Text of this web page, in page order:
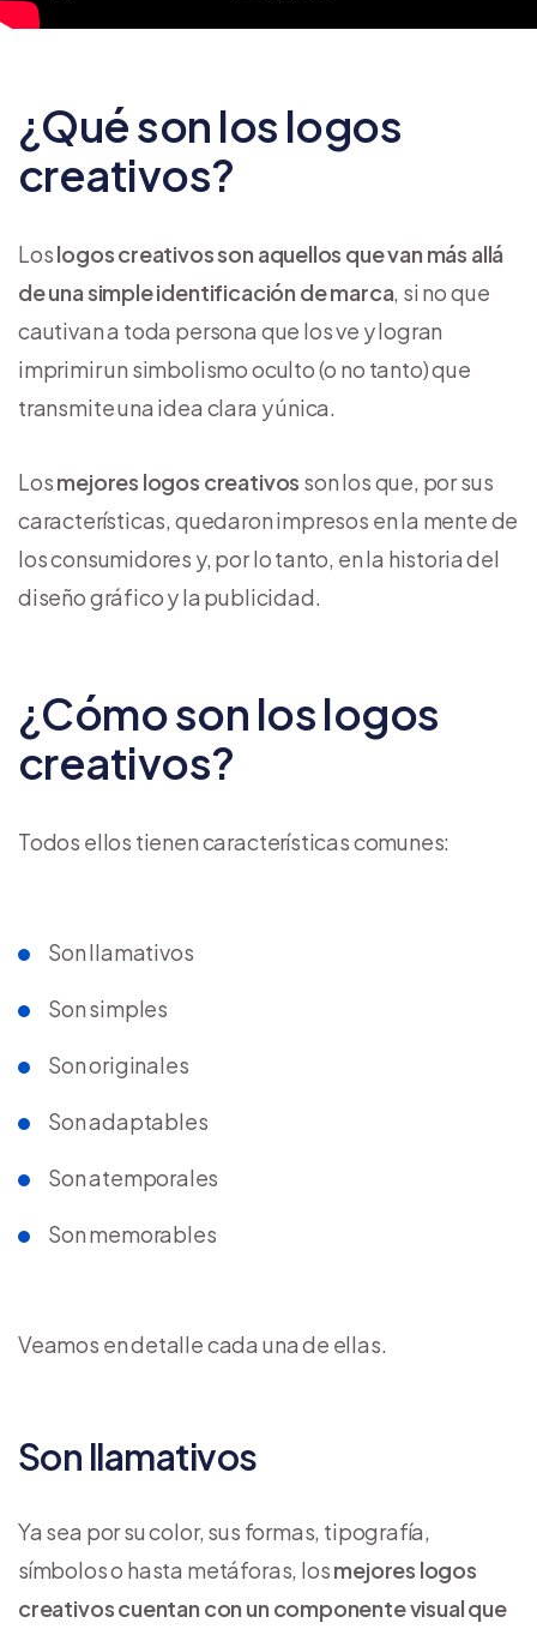
¿Qué son los logos
creativos?
Loslogos creativos son aquellos que van más allá
de una simple identificación de marca, si no que
cautivan a toda persona que los ve y logran
imprimir un simbolismo oculto (o no tanto) que
transmite una idea clara y única.
Losmejores logos creativos son los que, por sus
características, quedaron impresos en la mente de
los consumidores y, por lo tanto, en la historia del
diseño gráfico y la publicidad.
¿Cómo son los logos
creativos?
Todos ellos tienen características comunes:
Son llamativos
Son simples
Son originales
Son adaptables
Son atemporales
Son memorables
Veamos en detalle cada una de ellas.
Son llamativos
Ya sea por su color, sus formas, tipografía,
símbolos o hasta metáforas, losmejores logos
creativos cuentan con un componente visual que